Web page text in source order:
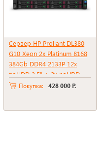
Сервер HP Proliant DL380
G10 Xeon 2x Platinum 8168
384Gb DDR4 2133P 12x
noHDD 3.5" + 2x noHDD
2.5" RAID P816i-A SR + BBU
Покупка: 428 000 Р.